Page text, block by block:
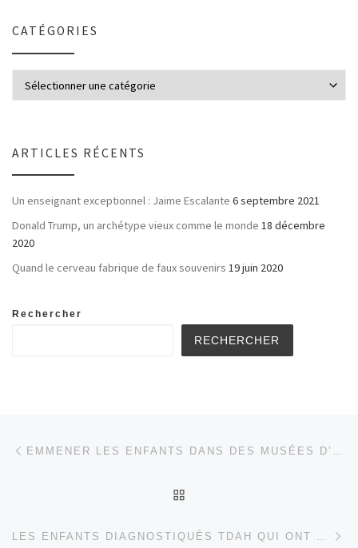
CATÉGORIES
ARTICLES RÉCENTS
Un enseignant exceptionnel : Jaime Escalante 6 septembre 2021
Donald Trump, un archétype vieux comme le monde 18 décembre
2020
Quand le cerveau fabrique de faux souvenirs 19 juin 2020
Rechercher
RECHERCHER
Parcourir les articles